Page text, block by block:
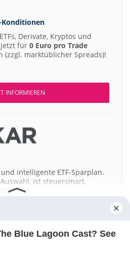
Konditionen
Derivate, Kryptos und
für 0 Euro pro Trade
(zzgl. marktüblicher Spreads)!
INFORMIEREN
intelligente ETF-Sparplan.
ist steuersmart,
ERFAHREN
Blue Lagoon Cast? See